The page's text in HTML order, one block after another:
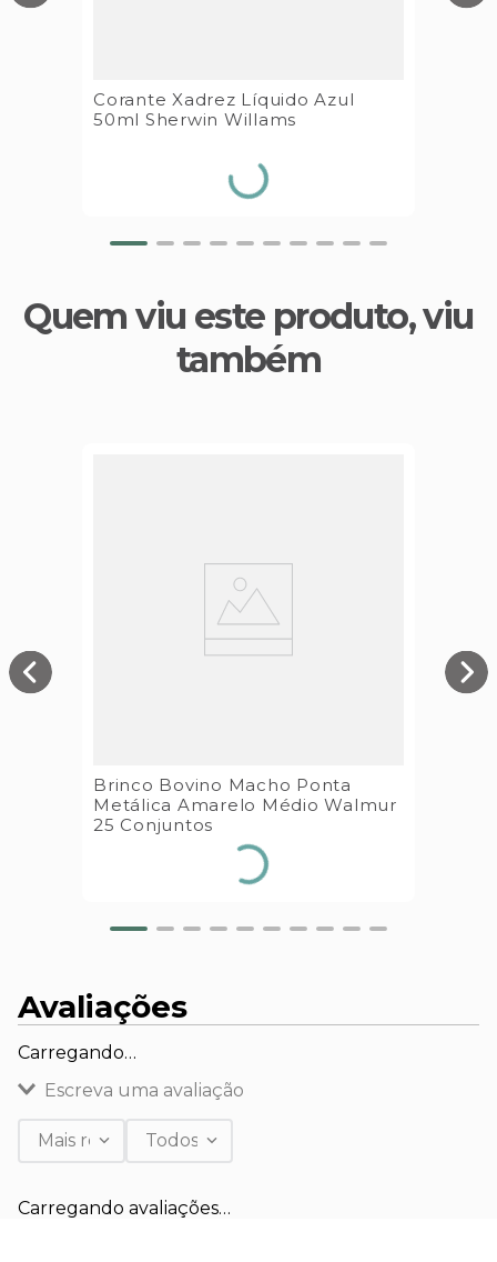
Corante Xadrez Líquido Azul
50ml Sherwin Willams
Quem viu este produto, viu
também
Brinco Bovino Macho Ponta
Metálica Amarelo Médio Walmur
25 Conjuntos
Avaliações
Carregando…
Escreva uma avaliação
Título
Mais recentesTodos
Carregando avaliações…